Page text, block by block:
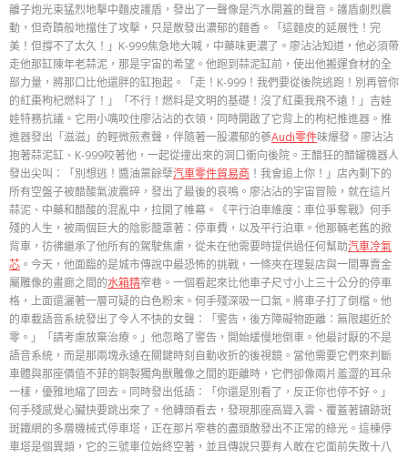
離子炮光束猛烈地擊中麵皮護盾，發出了一聲像是汽水開蓋的聲音。護盾劇烈震
動，但奇蹟般地擋住了攻擊，只是散發出濃郁的麵香。「這麵皮的延展性！完
美！但撐不了太久！」K-999焦急地大喊，中藥味更濃了。廖沾沾知道，他必須帶
走他那缸陳年老蒜泥，那是宇宙的希望。他跑到蒜泥缸前，使出他搬運食材的全
部力量，將那口比他還胖的缸抱起。「走！K-999！我們要從後院逃跑！別再管你
的紅棗枸杞燃料了！」「不行！燃料是文明的基礎！沒了紅棗我飛不遠！」吉娃
娃特務抗議。它用小嘴咬住廖沾沾的衣領，同時開啟了它背上的枸杞推進器。推
進器發出「滋滋」的輕微煎煮聲，伴隨著一股濃郁的蔘Audi零件味爆發。廖沾沾
抱著蒜泥缸、K-999咬著他，一起從撞出來的洞口衝向後院。王醋狂的醋罐機器人
發出尖叫：「別想逃！醬油黨餘孽汽車零件貿易商 ！我會追上你！」店內剩下的
所有空盤子被醋酸氣波震碎，發出了最後的哀鳴。廖沾沾的宇宙冒險，就在這片
蒜泥、中藥和醋酸的混亂中，拉開了帷幕。《平行泊車維度：車位爭奪戰》何手
殘的人生，被兩個巨大的陰影籠罩著：停車費，以及平行泊車。他那輛老舊的掀
背車，彷彿繼承了他所有的駕駛焦慮，從未在他需要時提供過任何幫助汽車冷氣
芯 。今天，他面臨的是城市傳說中最恐怖的挑戰，一條夾在理髮店與一間專賣金
屬雕像的畫廊之間的水箱精窄巷。一個看起來比他車子尺寸小上三十公分的停車
格，上面還灑著一層可疑的白色粉末。何手殘深吸一口氣。將車子打了倒檔。他
的車載語音系統發出了令人不快的女聲：「警告，後方障礙物距離：無限趨近於
零。」「請考慮放棄治療。」他忽略了警告，開始緩慢地倒車。他最討厭的不是
語音系統，而是那兩塊永遠在關鍵時刻自動收折的後視鏡。當他需要它們來判斷
車體與那座價值不菲的銅製獨角獸雕像之間的距離時，它們卻像兩片羞澀的耳朵
一樣，優雅地縮了回去。同時發出低語：「你還是別看了，反正你也停不好。」
何手殘感覺心臟快要跳出來了。他轉頭看去，發現那座高聳入雲、覆蓋著鏽跡斑
斑鐵網的多層機械式停車塔，正在那片窄巷的盡頭散發出不正常的綠光。這棟停
車塔是個異類，它的三號車位始終空著，並且傳說只要有人敢在它面前失敗十八